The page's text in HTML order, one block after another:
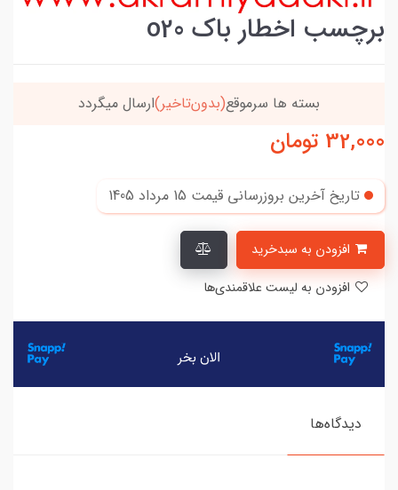
برچسب اخطار باک o20
بسته ها سرموقع(بدون‌تاخیر)ارسال میگردد
32,000 تومان
تاریخ آخرین بروزرسانی قیمت 15 مرداد 1405
دیدگاه‌ها